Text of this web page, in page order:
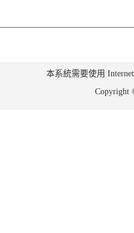
本系統需要使用
Copyright